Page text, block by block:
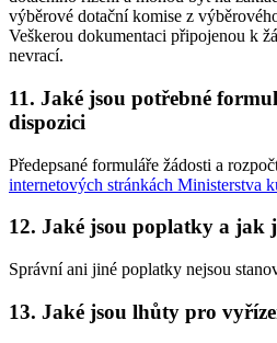
výběrové dotační komise z
Veškerou dokumentaci připojenou k
nevrací.
11. Jaké jsou potřebné
dispozici
Předepsané formuláře žádosti a
internetových stránkách Ministerstva
12. Jaké jsou poplatky a jak
Správní ani jiné poplatky nejsou
13. Jaké jsou lhůty pro